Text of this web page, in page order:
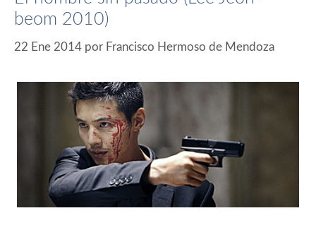
beom 2010)
22 Ene 2014 por Francisco Hermoso de Mendoza